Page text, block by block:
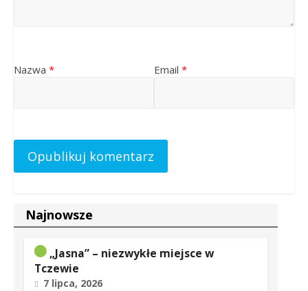
Nazwa * Email *
Najnowsze
„Jasna” – niezwykłe miejsce w
Tczewie
7 lipca, 2026